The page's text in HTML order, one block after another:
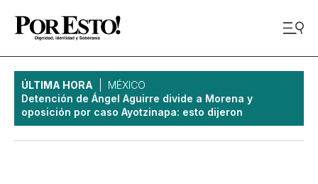
ÚLTIMA HORA
MÉXICO
Detención de Ángel Aguirre divide a Morena y
oposición por caso Ayotzinapa: esto dijeron